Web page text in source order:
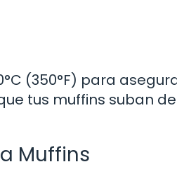
(350°F) para
tus muffins suban
Muffins